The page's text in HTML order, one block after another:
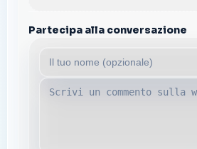
Partecipa alla conversazione